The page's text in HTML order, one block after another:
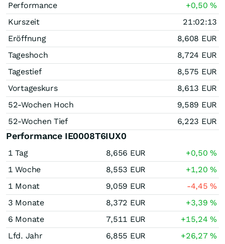
Performance
+0,50%
Kurszeit
21:02:13
Eröffnung
8,608 EUR
Tageshoch
8,724 EUR
Tagestief
8,575 EUR
Vortageskurs
8,613 EUR
52-Wochen Hoch
9,589 EUR
52-Wochen Tief
6,223 EUR
Performance IE0008T6IUX0
1 Tag 8,656 EUR +0,50%
1 Woche
8,553 EUR +1,20%
1 Monat
9,059 EUR -4,45%
3 Monate
8,372 EUR +3,39%
6 Monate
7,511 EUR +15,24%
Lfd. Jahr
6,855 EUR +26,27%